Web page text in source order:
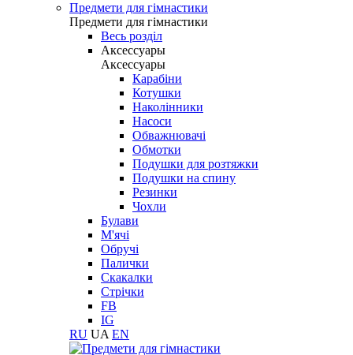
Предмети для гімнастики
Предмети для гімнастики
Весь розділ
Аксессуары
Аксессуары
Карабіни
Котушки
Наколінники
Насоси
Обважнювачі
Обмотки
Подушки для розтяжки
Подушки на спину
Резинки
Чохли
Булави
М'ячі
Обручі
Палички
Скакалки
Стрічки
FB
IG
RU UA EN